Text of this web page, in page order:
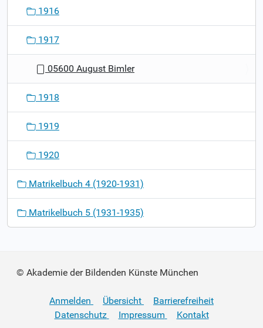
1916
1917
05600 August Bimler
1918
1919
1920
Matrikelbuch 4 (1920-1931)
Matrikelbuch 5 (1931-1935)
© Akademie der Bildenden Künste München
Anmelden Übersicht
Barrierefreiheit
Datenschutz
Impressum Kontakt